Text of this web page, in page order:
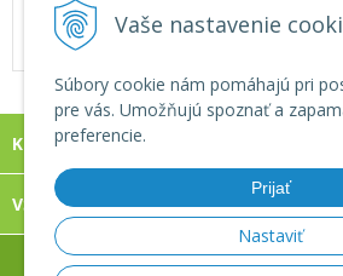
Vaše nastavenie
Súbory cookie nám pomáhajú pri
pre vás. Umožňujú spoznať a
preferencie.
Prijať
Nastaviť
205 Kč
s DPH
KONTAKT
VŠECHNO O NÁKUPE